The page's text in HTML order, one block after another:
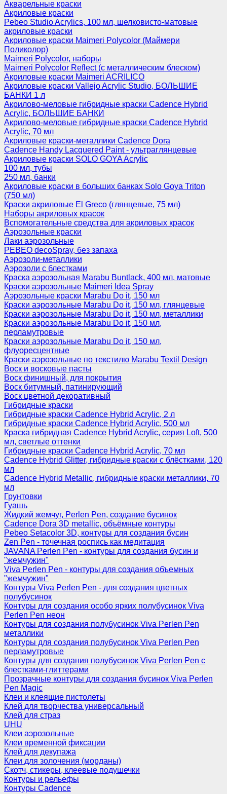
Акварельные краски
Акриловые краски
Pebeo Studio Acrylics, 100 мл, шелковисто-матовые
акриловые краски
Акриловые краски Maimeri Polycolor (Маймери
Поликолор)
Maimeri Polycolor, наборы
Maimeri Polycolor Reflect (с металлическим блеском)
Акриловые краски Maimeri ACRILICO
Акриловые краски Vallejo Acrylic Studio, БОЛЬШИЕ
БАНКИ 1 л
Акрилово-меловые гибридные краски Cadence Hybrid
Acrylic, БОЛЬШИЕ БАНКИ
Акрилово-меловые гибридные краски Cadence Hybrid
Acrylic, 70 мл
Акриловые краски-металлики Cadence Dora
Cadence Handy Lacquered Paint - ультраглянцевые
Акриловые краски SOLO GOYA Acrylic
100 мл, тубы
250 мл, банки
Акриловые краски в больших банках Solo Goya Triton
(750 мл)
Краски акриловые El Greco (глянцевые, 75 мл)
Наборы акриловых красок
Вспомогательные средства для акриловых красок
Аэрозольные краски
Лаки аэрозольные
PEBEO decoSpray, без запаха
Аэрозоли-металлики
Аэрозоли с блестками
Краска аэрозольная Marabu Buntlack, 400 мл, матовые
Краски аэрозольные Maimeri Idea Spray
Аэрозольные краски Marabu Do it, 150 мл
Краски аэрозольные Marabu Do it, 150 мл, глянцевые
Краски аэрозольные Marabu Do it, 150 мл, металлики
Краски аэрозольные Marabu Do it, 150 мл,
перламутровые
Краски аэрозольные Marabu Do it, 150 мл,
флуоресцентные
Краски аэрозольные по текстилю Marabu Textil Design
Воск и восковые пасты
Воск финишный, для покрытия
Воск битумный, патинирующий
Воск цветной декоративный
Гибридные краски
Гибридные краски Cadence Hybrid Acrylic, 2 л
Гибридные краски Cadence Hybrid Acrylic, 500 мл
Краска гибридная Cadence Hybrid Acrylic, серия Loft, 500
мл, светлые оттенки
Гибридные краски Cadence Hybrid Acrylic, 70 мл
Cadence Hybrid Glitter, гибридные краски с блёстками, 120
мл
Cadence Hybrid Metallic, гибридные краски металлики, 70
мл
Грунтовки
Гуашь
Жидкий жемчуг, Perlen Pen, создание бусинок
Cadence Dora 3D metallic, объёмные контуры
Pebeo Setacolor 3D, контуры для создания бусин
Zen Pen - точечная роспись как медитация
JAVANA Perlen Pen - контуры для создания бусин и
"жемчужин"
Viva Perlen Pen - контуры для создания объемных
"жемчужин"
Контуры Viva Perlen Pen - для создания цветных
полубусинок
Контуры для создания особо ярких полубусинок Viva
Perlen Pen неон
Контуры для создания полубусинок Viva Perlen Pen
металлики
Контуры для создания полубусинок Viva Perlen Pen
перламутровые
Контуры для создания полубусинок Viva Perlen Pen с
блестками-глиттерами
Прозрачные контуры для создания бусинок Viva Perlen
Pen Magic
Клеи и клеящие пистолеты
Клей для творчества универсальный
Клей для страз
UHU
Клеи аэрозольные
Клеи временной фиксации
Клей для декупажа
Клеи для золочения (морданы)
Скотч, стикеры, клеевые подушечки
Контуры и рельефы
Контуры Cadence